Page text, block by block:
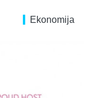
Ekonomija